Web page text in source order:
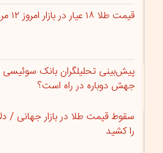
قیمت طلا ۱۸ عیار در بازار امروز ۱۲ مرداد
پیش‌بینی تحلیلگران بانک سوئیسی
جهش دوباره در راه است؟
سقوط قیمت طلا در بازار جهانی /
را کشید